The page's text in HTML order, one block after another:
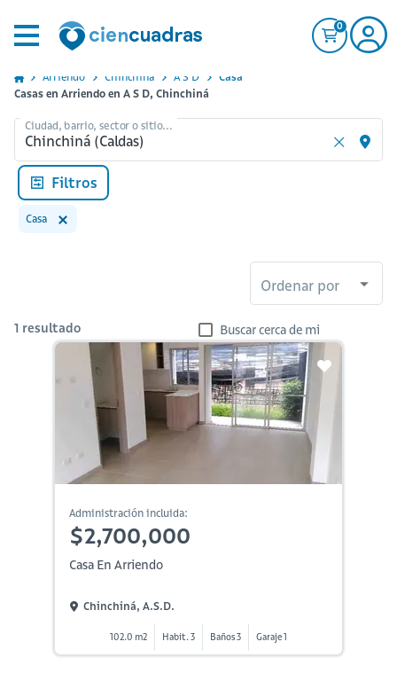
0
Arriendo Chinchina A S D
Casa
Casas en Arriendo en A S D, Chinchiná
Ciudad, barrio, sector o sitio...
Filtros
Casa
Ordenar por
1 resultado Buscar cerca de mi
Administración incluida:
$2,700,000
Casa En Arriendo
Chinchiná, A.s.d.
102.0 m2 Habit. 3 Baños 3 Garaje 1